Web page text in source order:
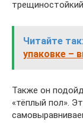
Читайте
упаковке –
Также он
«тёплый пол».